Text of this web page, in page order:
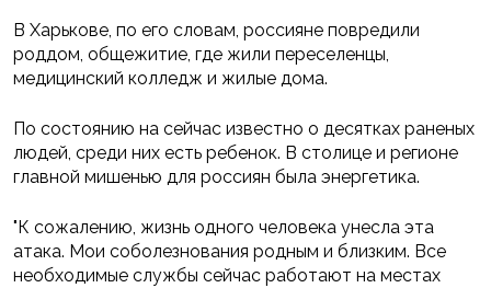
В Харькове, по его словам, россияне повредили
роддом, общежитие, где жили переселенцы,
медицинский колледж и жилые дома.
По состоянию на сейчас известно о десятках раненых
людей, среди них есть ребенок. В столице и регионе
главной мишенью для россиян была энергетика.
"К сожалению, жизнь одного человека унесла эта
атака. Мои соболезнования родным и близким. Все
необходимые службы сейчас работают на местах